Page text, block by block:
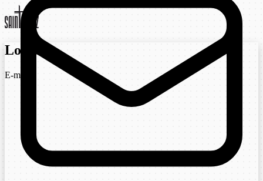
Login
E-mail